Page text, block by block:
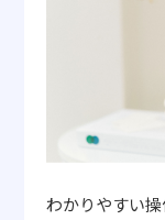
わかりやすい